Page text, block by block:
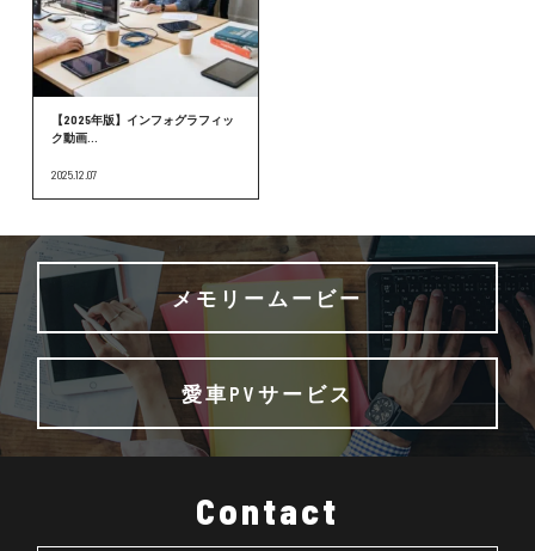
【2025年版】インフォグラフィッ
ク動画...
2025.12.07
メモリームービー
愛車PVサービス
Contact